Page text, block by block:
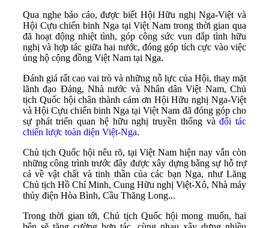
Qua nghe báo cáo, được biết Hội Hữu nghị Nga-Việt và
Hội Cựu chiến binh Nga tại Việt Nam trong thời gian qua
đã hoạt động nhiệt tình, góp công sức vun đắp tình hữu
nghị và hợp tác giữa hai nước, đóng góp tích cực vào việc
ủng hộ cộng đồng Việt Nam tại Nga.
Đánh giá rất cao vai trò và những nỗ lực của Hội, thay mặt
lãnh đạo Đảng, Nhà nước và Nhân dân Việt Nam, Chủ
tịch Quốc hội chân thành cảm ơn Hội Hữu nghị Nga-Việt
và Hội Cựu chiến binh Nga tại Việt Nam đã đóng góp cho
sự phát triển quan hệ hữu nghị truyền thống vàđối tác
chiến lược toàn diện Việt-Nga.
Chủ tịch Quốc hội nêu rõ, tại Việt Nam hiện nay vẫn còn
những công trình trước đây được xây dựng bằng sự hỗ trợ
cả về vật chất và tinh thần của các bạn Nga, như Lăng
Chủ tịch Hồ Chí Minh, Cung Hữu nghị Việt-Xô, Nhà máy
thủy điện Hòa Bình, Cầu Thăng Long...
Trong thời gian tới, Chủ tịch Quốc hội mong muốn, hai